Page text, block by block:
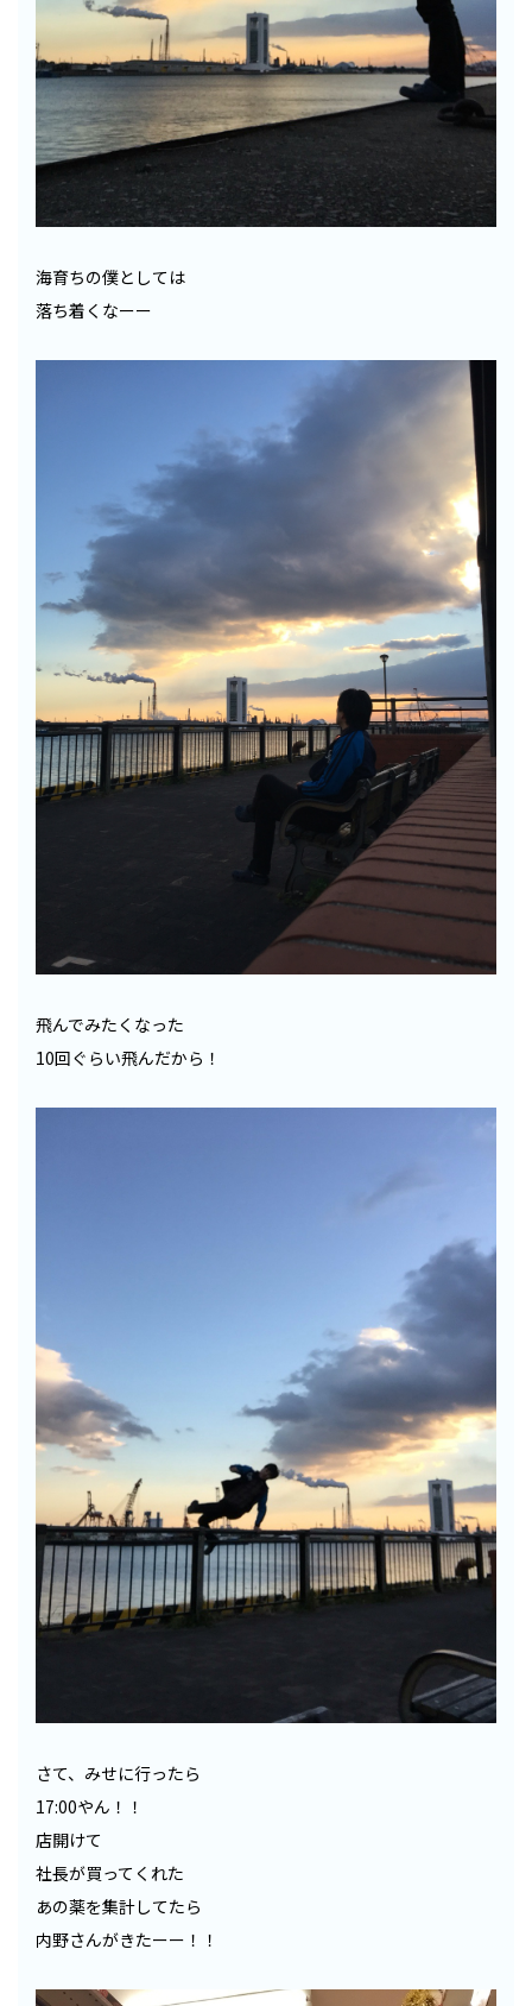
海育ちの僕としては
落ち着くなーー
飛んでみたくなった
10回ぐらい飛んだから！
さて、みせに行ったら
17:00やん！！
店開けて
社長が買ってくれた
あの薬を集計してたら
内野さんがきたーー！！